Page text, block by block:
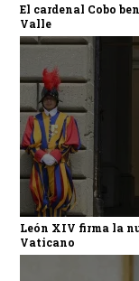
El cardenal Cobo
Valle
León XIV firma la
Vaticano